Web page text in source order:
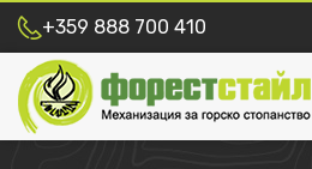
+359 888 700 410